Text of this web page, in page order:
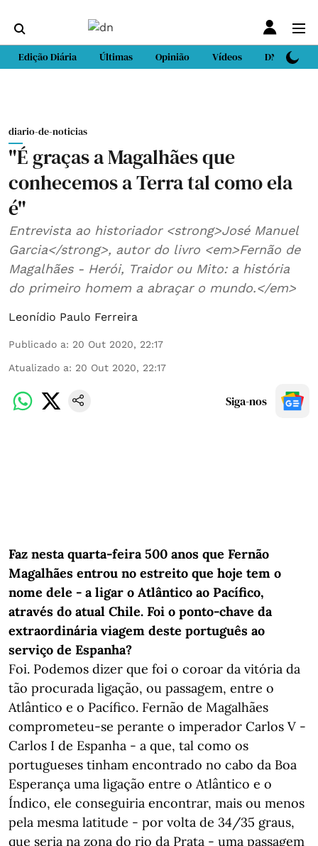
Edição Diária Últimas Opinião Vídeos DN Sport
diario-de-noticias
"É graças a Magalhães que
conhecemos a Terra tal como ela
é"
Entrevista ao historiador <strong>José Manuel
Garcia</strong>, autor do livro <em>Fernão de
Magalhães - Herói, Traidor ou Mito: a história
do primeiro homem a abraçar o mundo.</em>
Leonídio Paulo Ferreira
Publicado a: 20 Out 2020, 22:17
Atualizado a: 20 Out 2020, 22:17
Siga-nos
Faz nesta quarta-feira 500 anos que Fernão
Magalhães entrou no estreito que hoje tem o
nome dele - a ligar o Atlântico ao Pacífico,
através do atual Chile. Foi o ponto-chave da
extraordinária viagem deste português ao
serviço de Espanha?
Foi. Podemos dizer que foi o coroar da vitória da
tão procurada ligação, ou passagem, entre o
Atlântico e o Pacífico. Fernão de Magalhães
comprometeu-se perante o imperador Carlos V -
Carlos I de Espanha - a que, tal como os
portugueses tinham encontrado no cabo da Boa
Esperança uma ligação entre o Atlântico e o
Índico, ele conseguiria encontrar, mais ou menos
pela mesma latitude - por volta de 34/35 graus,
que seria na zona do rio da Prata - uma passagem